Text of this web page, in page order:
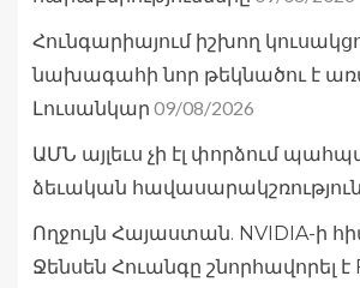
Հունգարիայում իշխող
նախագահի նոր թեկնածու է
Լուսանկար 09/08/2026
ԱՄՆ այլեւս չի էլ փորձում
ձեւական հավասարակշռություն
Ողջույն Հայաստան. NVIDIA-ի
Ջենսեն Հուանգը շնորհավորել է